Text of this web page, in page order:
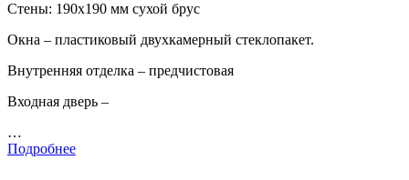
Стены: 190х190 мм сухой брус
Окна – пластиковый двухкамерный стеклопакет.
Внутренняя отделка – предчистовая
Входная дверь –
…
Подробнее